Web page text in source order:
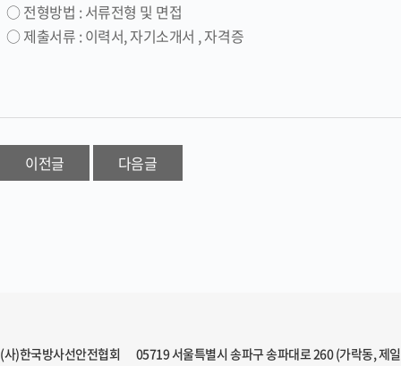
○ 전형방법 : 서류전형 및 면접
○ 제출서류 : 이력서, 자기소개서 , 자격증
이전글 다음글
(사)한국방사선안전협회
05719 서울특별시 송파구 송파대로 260 (가락동, 제